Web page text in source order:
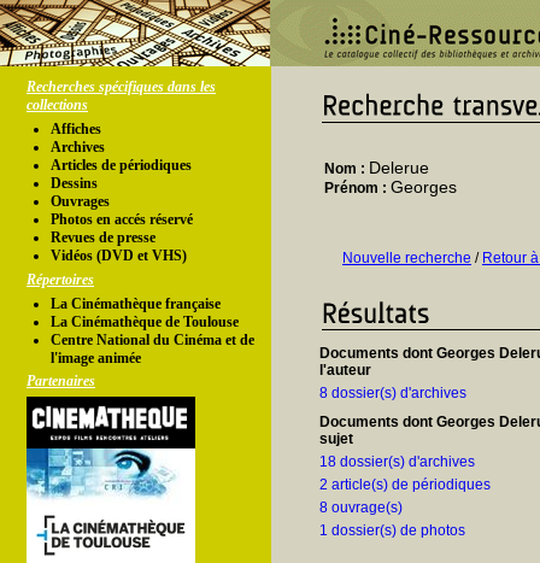
Recherches spécifiques dans les
collections
Affiches
Archives
Articles de périodiques
Dessins
Ouvrages
Photos en accés réservé
Revues de presse
Vidéos (DVD et VHS)
Répertoires
La Cinémathèque française
La Cinémathèque de Toulouse
Centre National du Cinéma et de
l'image animée
Partenaires
Nom : Delerue
Prénom : Georges
Nouvelle recherche / Retour
Documents dont Georges
l'auteur
8 dossier(s) d'archives
Documents dont Georges
sujet
18 dossier(s) d'archives
2 article(s) de périodiques
8 ouvrage(s)
1 dossier(s) de photos